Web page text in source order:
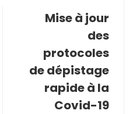
Mise à jour
des
protocoles
de dépistage
rapide à la
Covid-19